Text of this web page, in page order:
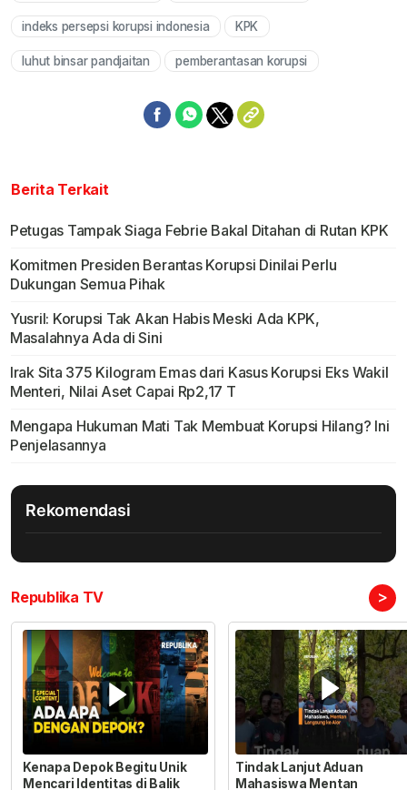
indeks persepsi korupsi indonesia KPK
luhut binsar pandjaitan pemberantasan korupsi
Berita Terkait
Petugas Tampak Siaga Febrie Bakal Ditahan di Rutan KPK
Komitmen Presiden Berantas Korupsi Dinilai Perlu
Dukungan Semua Pihak
Yusril: Korupsi Tak Akan Habis Meski Ada KPK,
Masalahnya Ada di Sini
Irak Sita 375 Kilogram Emas dari Kasus Korupsi Eks Wakil
Menteri, Nilai Aset Capai Rp2,17 T
Mengapa Hukuman Mati Tak Membuat Korupsi Hilang? Ini
Penjelasannya
Rekomendasi
Republika TV >
Kenapa Depok Begitu Unik
Mencari Identitas di Balik
Tindak Lanjut Aduan
Mahasiswa Mentan